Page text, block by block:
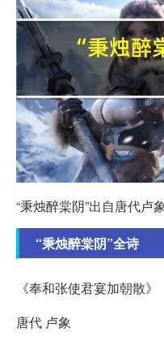
“秉烛醉棠阴”出自唐代卢
“秉烛醉棠阴”全诗
《奉和张使君宴加朝散》
唐代 卢象